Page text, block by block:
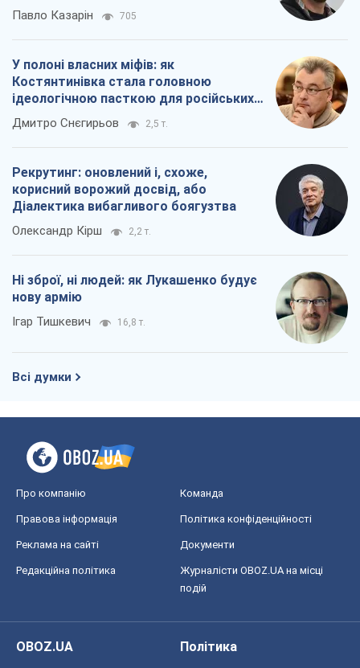
Павло Казарін 705
У полоні власних міфів: як
Костянтинівка стала головною
ідеологічною пасткою для російських
окупантів
Дмитро Снєгирьов 2,5 т.
Рекрутинг: оновлений і, схоже,
корисний ворожий досвід, або
Діалектика вибагливого боягузтва
Олександр Кірш 2,2 т.
Ні зброї, ні людей: як Лукашенко будує
нову армію
Ігар Тишкевич 16,8 т.
Всі думки
Про компанію Команда
Правова інформація Політика конфіденційності
Реклама на сайті Документи
Редакційна політика
Журналісти OBOZ.UA на місці
подій
OBOZ.UA
Політика